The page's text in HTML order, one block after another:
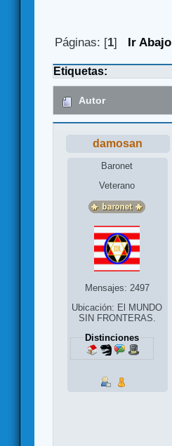
Páginas: [1] Ir Abajo
Etiquetas:
Autor
damosan
Baronet
Veterano
Mensajes: 2497
Ubicación: El MUNDO
SIN FRONTERAS.
Distinciones